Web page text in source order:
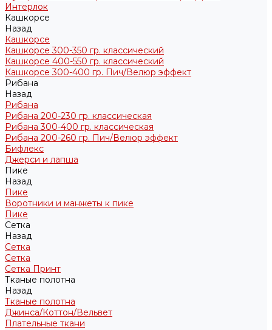
Интерлок
Кашкорсе
Назад
Кашкорсе
Кашкорсе 300-350 гр. классический
Кашкорсе 400-550 гр. классический
Кашкорсе 300-400 гр. Пич/Велюр эффект
Рибана
Назад
Рибана
Рибана 200-230 гр. классическая
Рибана 300-400 гр. классическая
Рибана 200-260 гр. Пич/Велюр эффект
Бифлекс
Джерси и лапша
Пике
Назад
Пике
Воротники и манжеты к пике
Пике
Сетка
Назад
Сетка
Сетка
Сетка Принт
Тканые полотна
Назад
Тканые полотна
Джинса/Коттон/Вельвет
Плательные ткани